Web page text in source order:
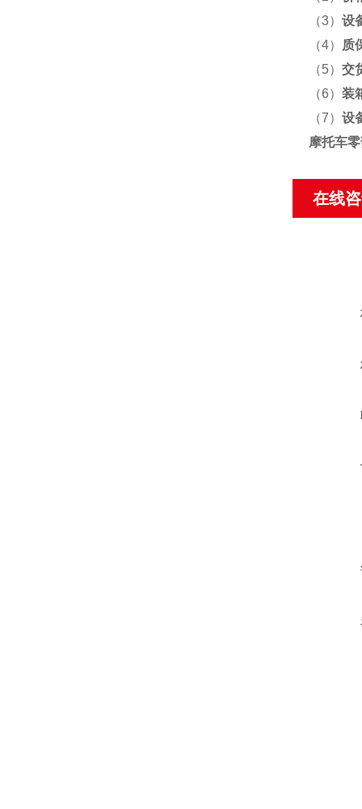
（3） 设
（4）
质
（5） 交
（6） 装
（7） 设
摩托车
在线